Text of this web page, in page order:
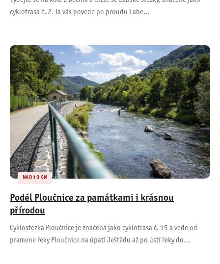
cyklotrasa č. 2. Ta vás povede po proudu Labe…
NAD 10 KM
Podél Ploučnice za památkami i krásnou
přírodou
Cyklostezka Ploučnice je značená jako cyklotrasa č. 15 a vede od
pramene řeky Ploučnice na úpatí Ještědu až po ústí řeky do…